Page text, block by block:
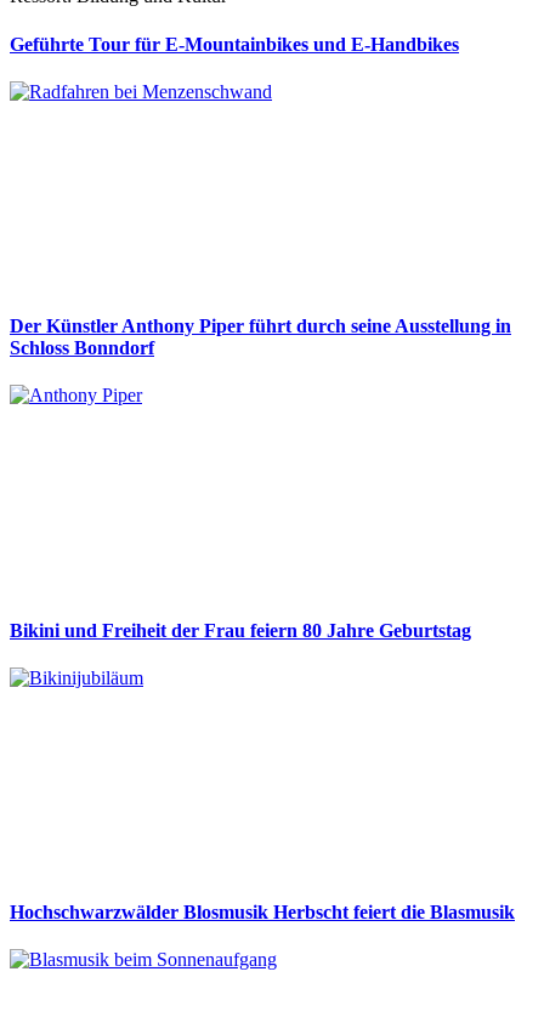
Geführte Tour für E-Mountainbikes und E-Handbikes
Der Künstler Anthony Piper führt durch seine Ausstellung in
Schloss Bonndorf
Bikini und Freiheit der Frau feiern 80 Jahre Geburtstag
Hochschwarzwälder Blosmusik Herbscht feiert die Blasmusik